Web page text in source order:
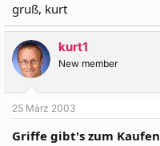
gruß, kurt
kurt1
New member
25 März 2003
Griffe gibt's zum Kaufen